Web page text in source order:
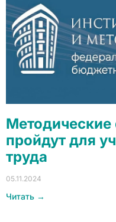
пройдут для
труда
05.11.2024
Читать →